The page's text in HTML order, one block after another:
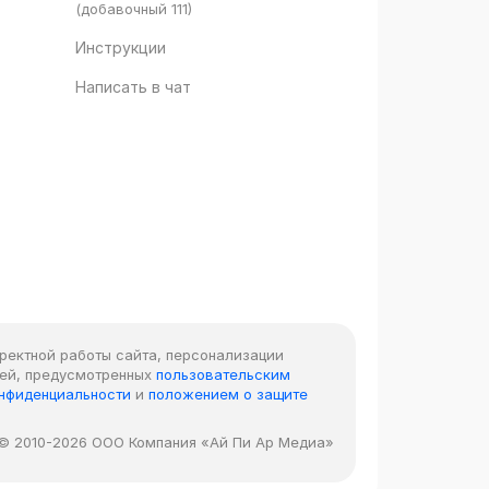
(добавочный 111)
Инструкции
Написать в чат
работы сайта, персонализации
предусмотренных пользовательским
и положением о защите
2010-2026 ООО Компания «Ай Пи Ар Медиа»